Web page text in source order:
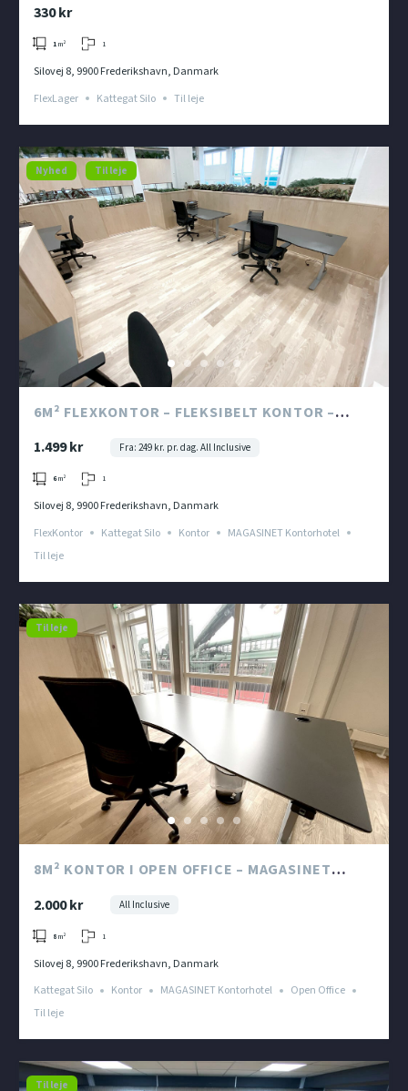
330 kr
1 m² 1
Silovej 8, 9900 Frederikshavn, Danmark
FlexLager
Kattegat Silo Til leje
Nyhed Til leje
‍‍‍6M² FLEXKONTOR – FLEKSIBELT KONTOR –
1.499 kr Fra: 249 kr. pr. dag. All Inclusive
6 m² 1
Silovej 8, 9900 Frederikshavn, Danmark
FlexKontor
Kattegat Silo Kontor
MAGASINET Kontorhotel
Til leje
Til leje
8M² KONTOR I OPEN OFFICE – MAGASINET
2.000 kr All Inclusive
8 m² 1
Silovej 8, 9900 Frederikshavn, Danmark
Kattegat Silo
Kontor MAGASINET Kontorhotel
Open Office
Til leje
Til leje